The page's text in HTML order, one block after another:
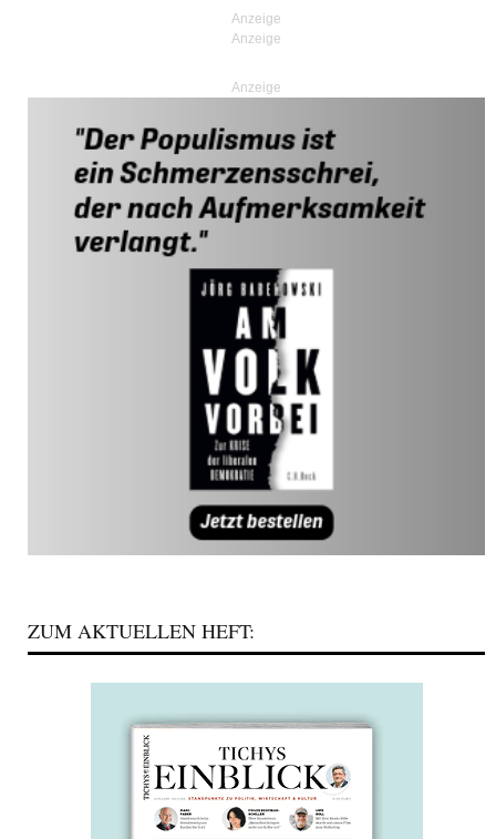
Anzeige
ZUM AKTUELLEN HEFT: